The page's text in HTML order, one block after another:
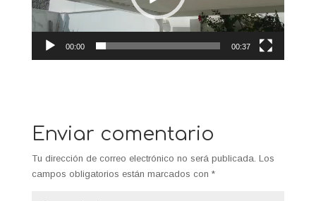
00:00 00:37
Enviar comentario
Tu dirección de correo electrónico no será publicada. Los
campos obligatorios están marcados con *